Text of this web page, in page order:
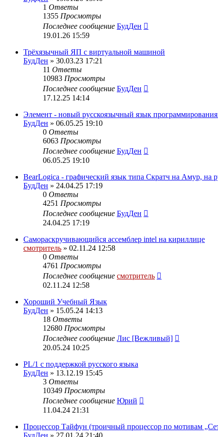
1 Ответы
1355 Просмотры
Последнее сообщение БудДен
19.01.26 15:59
Трёхязычный ЯП с виртуальной машиной
БудДен » 30.03.23 17:21
11 Ответы
10983 Просмотры
Последнее сообщение БудДен
17.12.25 14:14
Элемент - новый русскоязычный язык
БудДен » 06.05.25 19:10
0 Ответы
6063 Просмотры
Последнее сообщение БудДен
06.05.25 19:10
BearLogica - графический язык типа Скратч на Амур, на
БудДен » 24.04.25 17:19
0 Ответы
4251 Просмотры
Последнее сообщение БудДен
24.04.25 17:19
Самораскручивающийся ассемблер intel на кириллице
смотритель » 02.11.24 12:58
0 Ответы
4761 Просмотры
Последнее сообщение смотритель
02.11.24 12:58
Хороший Учебный Язык
БудДен » 15.05.24 14:13
18 Ответы
12680 Просмотры
Последнее сообщение Лис [Вежливый]
20.05.24 10:25
PL/1 с поддержкой русского языка
БудДен » 13.12.19 15:45
3 Ответы
10349 Просмотры
Последнее сообщение Юрий
11.04.24 21:31
Процессор Тайфун (троичный процессор по мотивам
БудДен » 27.01.24 21:40